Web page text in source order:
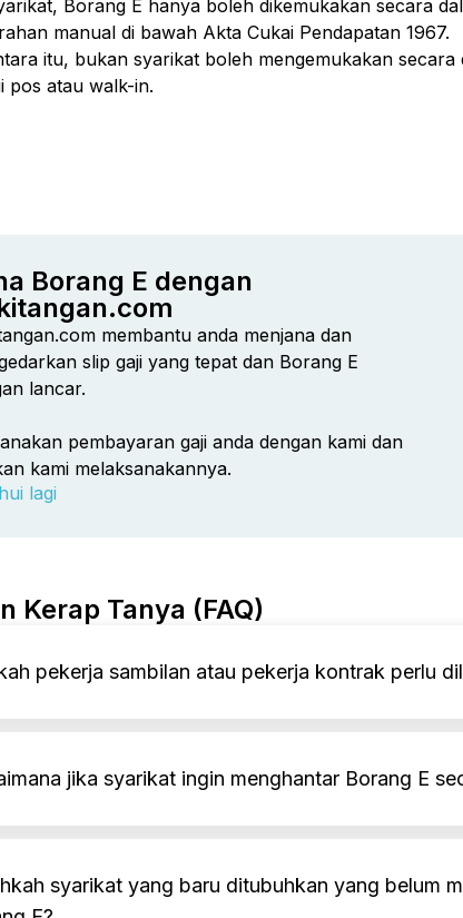
Borang E hanya boleh dikemukakan secara
manual di bawah Akta Cukai Pendapatan 1967.
itu, bukan syarikat boleh mengemukakan
pos atau walk-in.
Borang E dengan
membantu anda menjana dan
slip gaji yang tepat dan Borang E
lancar.
pembayaran gaji anda dengan kami dan
kami melaksanakannya.
lagi
Kerap Tanya (FAQ)
pekerja sambilan atau pekerja kontrak perlu
jika syarikat ingin menghantar Borang E
syarikat yang baru ditubuhkan yang belum